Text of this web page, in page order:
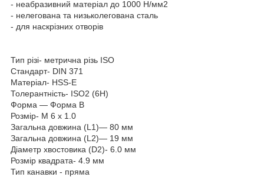
- неабразивний матеріал до 1000 Н/мм2
- нелегована та низьколегована сталь
- для наскрізних отворів
Тип різі- метрична різь ISO
Стандарт- DIN 371
Матеріал- HSS-E
Толерантність- ISO2 (6H)
Форма — Форма B
Розмір- M 6 x 1.0
Загальна довжина (L1)— 80 мм
Загальна довжина (L2)— 19 мм
Діаметр хвостовика (D2)- 6.0 мм
Розмір квадрата- 4.9 мм
Тип канавки - пряма